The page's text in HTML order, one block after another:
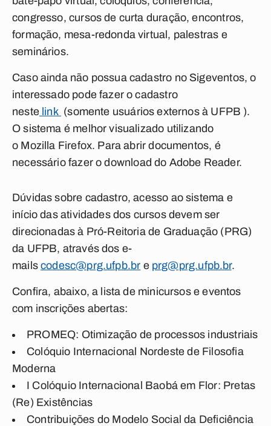
congresso, cursos de curta duração, encontros,
formação, mesa-redonda virtual, palestras e
seminários.
Caso ainda não possua cadastro no Sigeventos, o
interessado pode fazer o cadastro
neste link (somente usuários externos à UFPB ).
O sistema é melhor visualizado utilizando
o Mozilla Firefox. Para abrir documentos, é
necessário fazer odownload do Adobe Reader.
Dúvidas sobre cadastro, acesso ao sistema e
início das atividades dos cursos devem ser
direcionadas à Pró-Reitoria de Graduação (PRG)
da UFPB, através dos e-
mailscodesc@prg.ufpb.br e prg@prg.ufpb.br.
Confira, abaixo, a lista de minicursos e eventos
com inscrições abertas:
PROMEQ: Otimização de processos industriais
Colóquio Internacional Nordeste de Filosofia
Moderna
I Colóquio Internacional Baobá em Flor: Pretas
(Re) Existências
Contribuições do Modelo Social da Deficiência